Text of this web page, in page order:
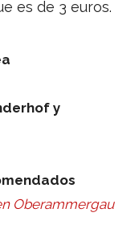
es de 3 euros.
y
Oberammergau